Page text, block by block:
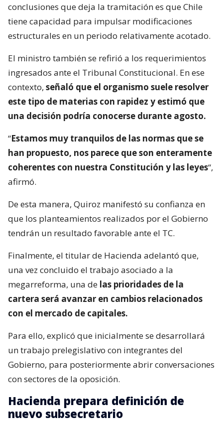
conclusiones que deja la tramitación es que Chile
tiene capacidad para impulsar modificaciones
estructurales en un periodo relativamente acotado.
El ministro también se refirió a los requerimientos
ingresados ante el Tribunal Constitucional. En ese
contexto, señaló que el organismo suele resolver
este tipo de materias con rapidez y estimó que
una decisión podría conocerse durante agosto.
“Estamos muy tranquilos de las normas que se
han propuesto, nos parece que son enteramente
coherentes con nuestra Constitución y las leyes“,
afirmó.
De esta manera, Quiroz manifestó su confianza en
que los planteamientos realizados por el Gobierno
tendrán un resultado favorable ante el TC.
Finalmente, el titular de Hacienda adelantó que,
una vez concluido el trabajo asociado a la
megarreforma, una de las prioridades de la
cartera será avanzar en cambios relacionados
con el mercado de capitales.
Para ello, explicó que inicialmente se desarrollará
un trabajo prelegislativo con integrantes del
Gobierno, para posteriormente abrir conversaciones
con sectores de la oposición.
Hacienda prepara definición de
nuevo subsecretario